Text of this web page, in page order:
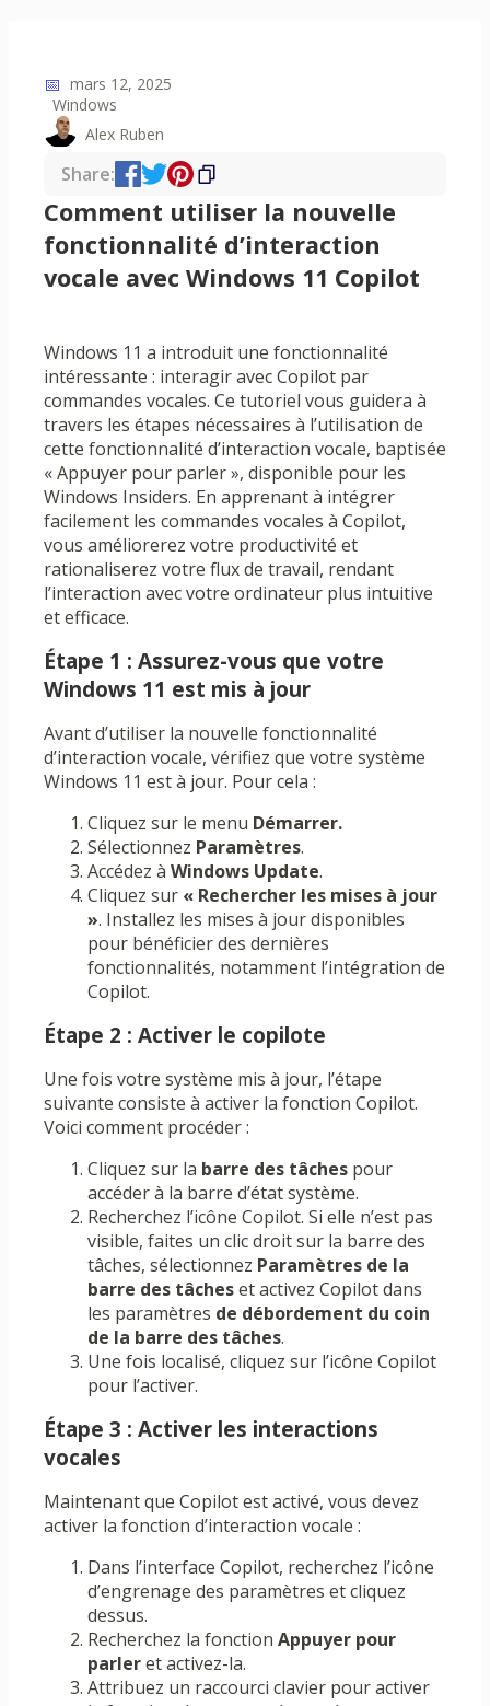
📅 mars 12, 2025
Windows
Alex Ruben
Share:
Comment utiliser la nouvelle
fonctionnalité d’interaction
vocale avec Windows 11 Copilot
Windows 11 a introduit une fonctionnalité
intéressante : interagir avec Copilot par
commandes vocales. Ce tutoriel vous guidera à
travers les étapes nécessaires à l’utilisation de
cette fonctionnalité d’interaction vocale, baptisée
« Appuyer pour parler », disponible pour les
Windows Insiders. En apprenant à intégrer
facilement les commandes vocales à Copilot,
vous améliorerez votre productivité et
rationaliserez votre flux de travail, rendant
l’interaction avec votre ordinateur plus intuitive
et efficace.
Étape 1 : Assurez-vous que votre
Windows 11 est mis à jour
Avant d’utiliser la nouvelle fonctionnalité
d’interaction vocale, vérifiez que votre système
Windows 11 est à jour. Pour cela :
Cliquez sur le menu Démarrer.
Sélectionnez Paramètres.
Accédez à Windows Update.
Cliquez sur « Rechercher les mises à jour
». Installez les mises à jour disponibles
pour bénéficier des dernières
fonctionnalités, notamment l’intégration de
Copilot.
Étape 2 : Activer le copilote
Une fois votre système mis à jour, l’étape
suivante consiste à activer la fonction Copilot.
Voici comment procéder :
Cliquez sur la barre des tâches pour
accéder à la barre d’état système.
Recherchez l’icône Copilot. Si elle n’est pas
visible, faites un clic droit sur la barre des
tâches, sélectionnez Paramètres de la
barre des tâcheset activez Copilot dans
les paramètres de débordement du coin
de la barre des tâches.
Une fois localisé, cliquez sur l’icône Copilot
pour l’activer.
Étape 3 : Activer les interactions
vocales
Maintenant que Copilot est activé, vous devez
activer la fonction d’interaction vocale :
Dans l’interface Copilot, recherchez l’icône
d’engrenage des paramètres et cliquez
dessus.
Recherchez la fonction Appuyer pour
parleret activez-la.
Attribuez un raccourci clavier pour activer